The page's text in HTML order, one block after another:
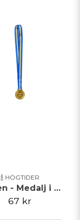
🍾 HÖGTIDER
Examen - Medalj i Metall
67 kr